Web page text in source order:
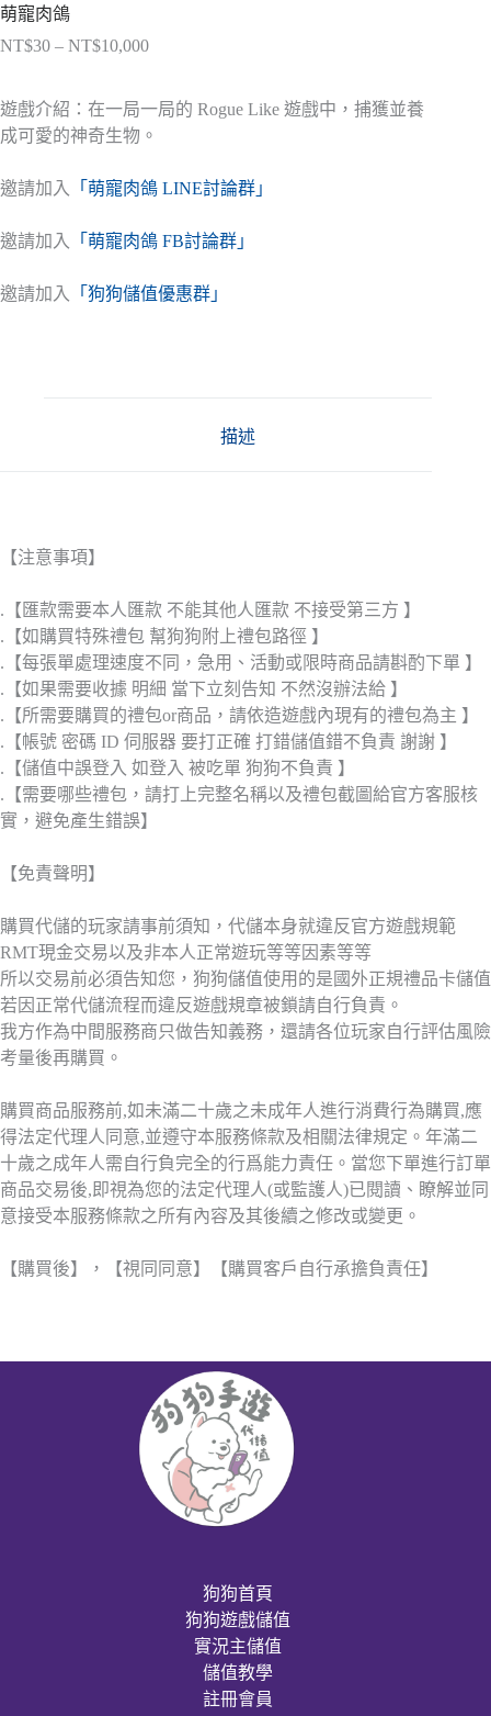
萌寵肉鴿
NT$30 – NT$10,000價
範
圍：
到
NT$10,000
遊戲介紹：在一局一局的 Rogue Like 遊戲中，捕獲並養
成可愛的神奇生物。
邀請加入 「萌寵肉鴿 LINE討論群」
邀請加入 「萌寵肉鴿 FB討論群」
邀請加入 「狗狗儲值優惠群」
描述
【注意事項】
.【匯款需要本人匯款 不能其他人匯款 不接受第三方 】
.【如購買特殊禮包 幫狗狗附上禮包路徑 】
.【每張單處理速度不同，急用、活動或限時商品請斟酌下單 】
.【如果需要收據 明細 當下立刻告知 不然沒辦法給 】
.【所需要購買的禮包or商品，請依造遊戲內現有的禮包為主 】
.【帳號 密碼 ID 伺服器 要打正確 打錯儲值錯不負責 謝謝 】
.【儲值中誤登入 如登入 被吃單 狗狗不負責 】
.【需要哪些禮包，請打上完整名稱以及禮包截圖給官方客服核
實，避免產生錯誤】
【免責聲明】
購買代儲的玩家請事前須知，代儲本身就違反官方遊戲規範
RMT現金交易以及非本人正常遊玩等等因素等等
所以交易前必須告知您，狗狗儲值使用的是國外正規禮品卡儲值
若因正常代儲流程而違反遊戲規章被鎖請自行負責。
我方作為中間服務商只做告知義務，還請各位玩家自行評估風險
考量後再購買。
購買商品服務前,如未滿二十歲之未成年人進行消費行為購買,應
得法定代理人同意,並遵守本服務條款及相關法律規定。年滿二
十歲之成年人需自行負完全的行爲能力責任。當您下單進行訂單
商品交易後,即視為您的法定代理人(或監護人)已閱讀、瞭解並同
意接受本服務條款之所有內容及其後續之修改或變更。
【購買後】，【視同同意】【購買客戶自行承擔負責任】
狗狗首頁
狗狗遊戲儲值
實況主儲值
儲值教學
註冊會員